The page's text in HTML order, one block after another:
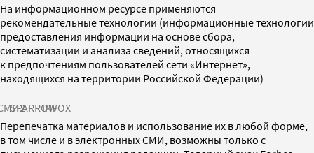
На информационном ресурсе применяются
рекомендательные технологии (информационные технологии
предоставления информации на основе сбора,
систематизации и анализа сведений, относящихся
к предпочтениям пользователей сети «Интернет»,
находящихся на территории Российской Федерации)
SPARROWINFOX
Перепечатка материалов и использование их в любой форме,
в том числе и в электронных СМИ, возможны только с